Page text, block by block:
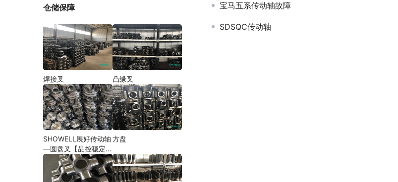
宝马五系传动轴故障
SDSQC传动轴
仓储保障
焊接叉 凸缘叉
SHOWELL展好传动轴
—圆盘叉【品控稳定，
精密加工】
方盘